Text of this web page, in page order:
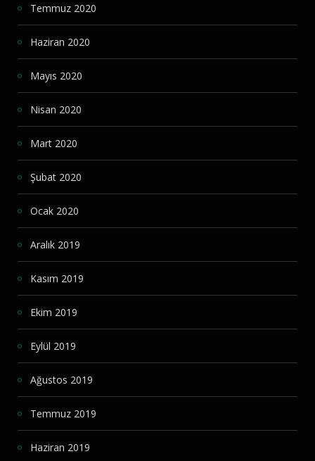
Temmuz 2020
Haziran 2020
Mayıs 2020
Nisan 2020
Mart 2020
Şubat 2020
Ocak 2020
Aralık 2019
Kasım 2019
Ekim 2019
Eylül 2019
Ağustos 2019
Temmuz 2019
Haziran 2019